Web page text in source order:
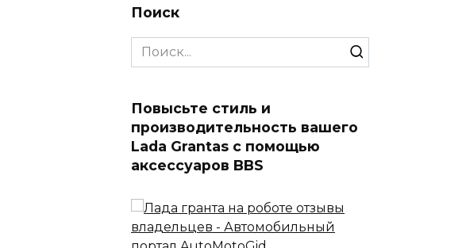
Поиск
Search
for:
Повысьте стиль и
производительность вашего
Lada Grantas с помощью
аксессуаров BBS